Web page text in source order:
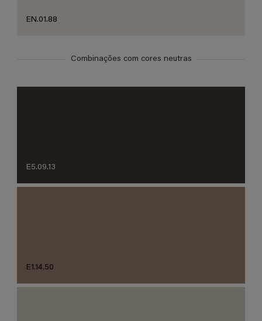
EN.01.88
Combinações com cores neutras
E5.09.13
E1.14.50